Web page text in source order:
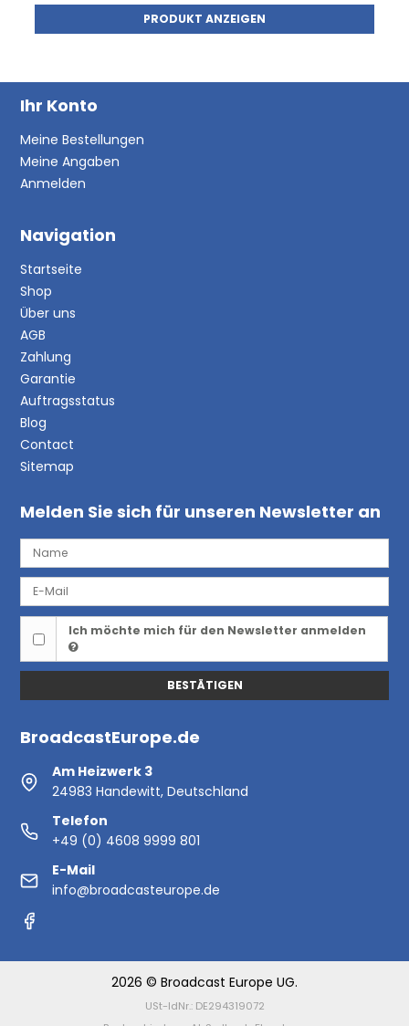
PRODUKT ANZEIGEN
Ihr Konto
Meine Bestellungen
Meine Angaben
Anmelden
Navigation
Startseite
Shop
Über uns
AGB
Zahlung
Garantie
Auftragsstatus
Blog
Contact
Sitemap
Melden Sie sich für unseren Newsletter an
Ich möchte mich für den Newsletter anmelden
BESTÄTIGEN
BroadcastEurope.de
Am Heizwerk 3
24983 Handewitt, Deutschland
Telefon
+49 (0) 4608 9999 801
E-Mail
info@broadcasteurope.de
2026 © Broadcast Europe UG.
USt-IdNr.: DE294319072